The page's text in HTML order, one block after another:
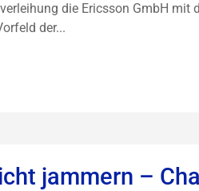
die Ericsson GmbH mit
der...
jammern –